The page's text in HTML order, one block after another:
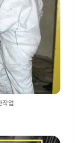
작업